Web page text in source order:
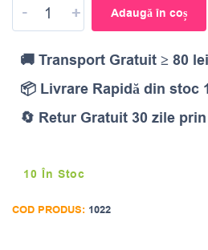
- + Adaugă în coș
🚚 Transport Gratuit ≥ 80 lei
📦 Livrare Rapidă din stoc
🔄 Retur Gratuit 30 zile
10 În Stoc
COD PRODUS: 1022